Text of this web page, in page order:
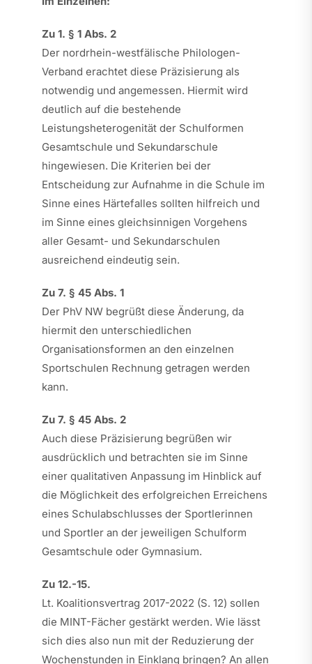
Zu 1. § 1 Abs. 2
Der nordrhein-westfälische Philologen-
Verband erachtet diese Präzisierung als
notwendig und angemessen. Hiermit wird
deutlich auf die bestehende
Leistungsheterogenität der Schulformen
Gesamtschule und Sekundarschule
hingewiesen. Die Kriterien bei der
Entscheidung zur Aufnahme in die Schule im
Sinne eines Härtefalles sollten hilfreich und
im Sinne eines gleichsinnigen Vorgehens
aller Gesamt- und Sekundarschulen
ausreichend eindeutig sein.
Zu 7. § 45 Abs. 1
Der PhV NW begrüßt diese Änderung, da
hiermit den unterschiedlichen
Organisationsformen an den einzelnen
Sportschulen Rechnung getragen werden
kann.
Zu 7. § 45 Abs. 2
Auch diese Präzisierung begrüßen wir
ausdrücklich und betrachten sie im Sinne
einer qualitativen Anpassung im Hinblick auf
die Möglichkeit des erfolgreichen Erreichens
eines Schulabschlusses der Sportlerinnen
und Sportler an der jeweiligen Schulform
Gesamtschule oder Gymnasium.
Zu 12.-15.
Lt. Koalitionsvertrag 2017-2022 (S. 12) sollen
die MINT-Fächer gestärkt werden. Wie lässt
sich dies also nun mit der Reduzierung der
Wochenstunden in Einklang bringen? An allen